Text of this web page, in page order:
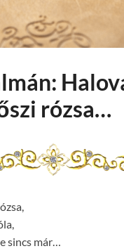
rózsa…
sincs már…